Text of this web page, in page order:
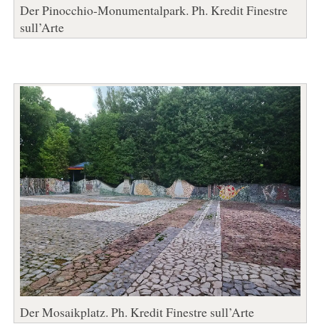
Der Pinocchio-Monumentalpark. Ph. Kredit Finestre
sull’Arte
Der Mosaikplatz. Ph. Kredit Finestre sull’Arte